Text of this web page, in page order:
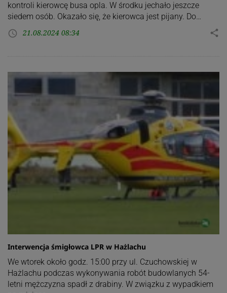
kontroli kierowcę busa opla. W środku jechało jeszcze
siedem osób. Okazało się, że kierowca jest pijany. Do…
access_time 21.08.2024 08:34 share
Interwencja śmigłowca LPR w Hażlachu
We wtorek około godz. 15:00 przy ul. Czuchowskiej w
Hażlachu podczas wykonywania robót budowlanych 54-
letni mężczyzna spadł z drabiny. W związku z wypadkiem